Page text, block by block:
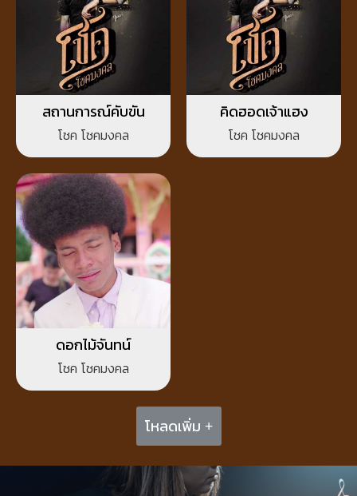
สถานการณ์คับขัน
โชค โชคมงคล
คิดฮอดเจ้าแฮง
โชค โชคมงคล
ดอกไม้จันทน์
โชค โชคมงคล
โหลดเพิ่ม +